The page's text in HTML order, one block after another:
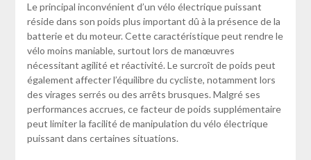
Le principal inconvénient d’un vélo électrique puissant
réside dans son poids plus important dû à la présence de la
batterie et du moteur. Cette caractéristique peut rendre le
vélo moins maniable, surtout lors de manœuvres
nécessitant agilité et réactivité. Le surcroît de poids peut
également affecter l’équilibre du cycliste, notamment lors
des virages serrés ou des arrêts brusques. Malgré ses
performances accrues, ce facteur de poids supplémentaire
peut limiter la facilité de manipulation du vélo électrique
puissant dans certaines situations.